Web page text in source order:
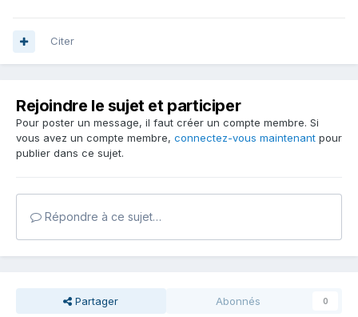
Citer
Rejoindre le sujet et participer
Pour poster un message, il faut créer un compte membre. Si
vous avez un compte membre, connectez-vous maintenant pour
publier dans ce sujet.
Répondre à ce sujet…
Partager Abonnés 0